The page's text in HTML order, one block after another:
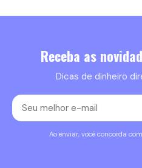
Receba as
Dicas de dinheiro
Ao enviar, você concorda